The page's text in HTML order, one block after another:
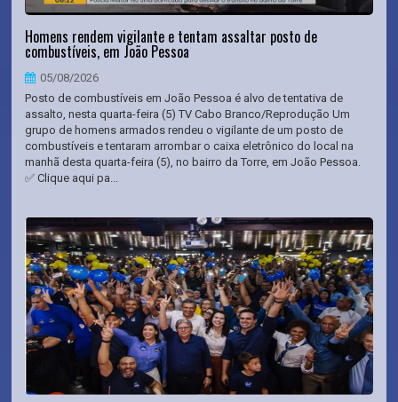
Homens rendem vigilante e tentam assaltar posto de
combustíveis, em João Pessoa
05/08/2026
Posto de combustíveis em João Pessoa é alvo de tentativa de
assalto, nesta quarta-feira (5) TV Cabo Branco/Reprodução Um
grupo de homens armados rendeu o vigilante de um posto de
combustíveis e tentaram arrombar o caixa eletrônico do local na
manhã desta quarta-feira (5), no bairro da Torre, em João Pessoa.
✅ Clique aqui pa...